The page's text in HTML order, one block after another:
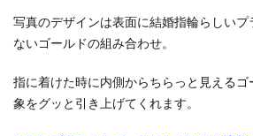
写真のデザインは表面に結婚指輪らしい
ないゴールドの組み合わせ。
指に着けた時に内側からちらっと見える
象をグッと引き上げてくれます。